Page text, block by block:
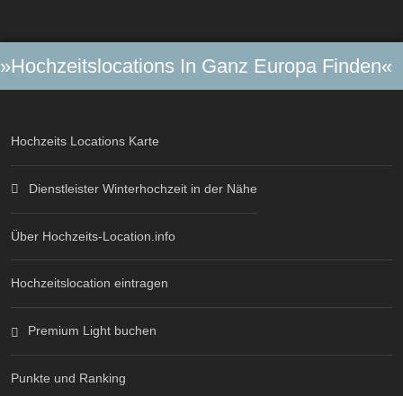
»Hochzeitslocations In Ganz Europa Finden«
Hochzeits Locations Karte
Dienstleister Winterhochzeit in der Nähe
Über Hochzeits-Location.info
Hochzeitslocation eintragen
Premium Light buchen
Punkte und Ranking